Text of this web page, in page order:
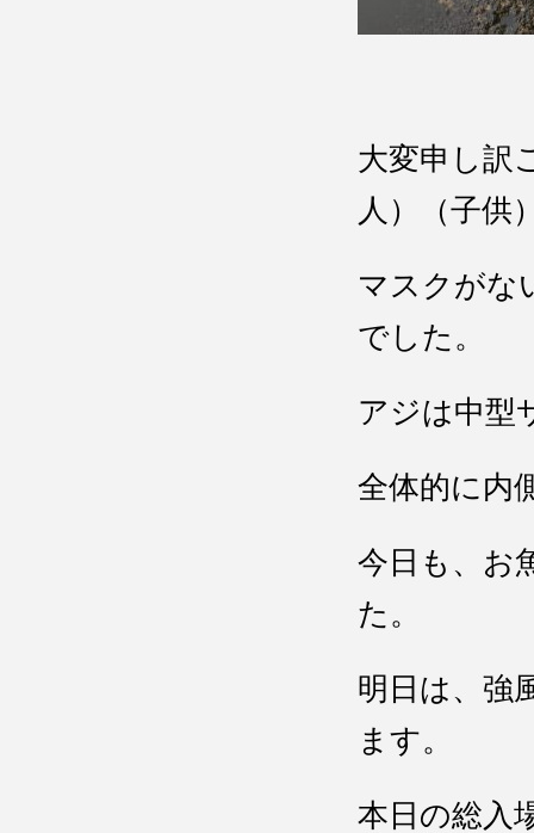
大変申し訳
人）（子供
マスクがな
でした。
アジは中型
全体的に内
今日も、お
た。
明日は、強
ます。
本日の総入